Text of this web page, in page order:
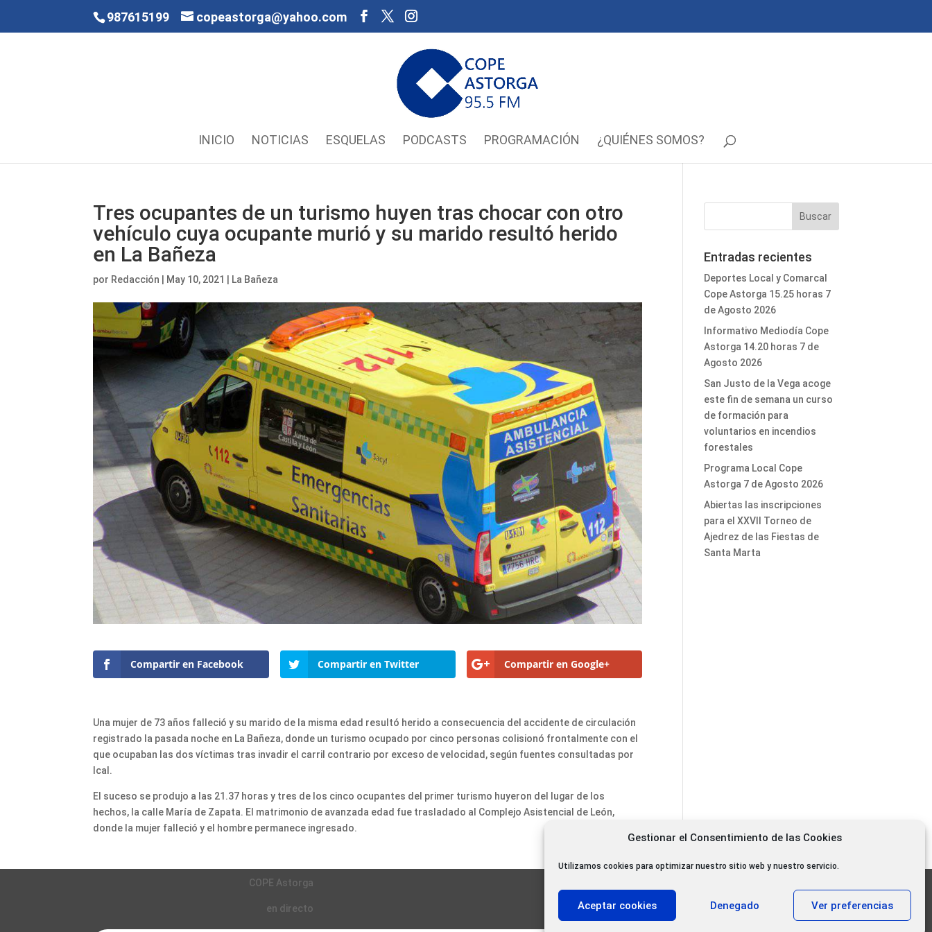
Gestionar el Consentimiento de las Cookies
Utilizamos cookies para optimizar nuestro sitio web y nuestro servicio.
Aceptar cookies Denegado Ver preferencias
987615199 copeastorga@yahoo.com
INICIO NOTICIAS ESQUELAS PODCASTS PROGRAMACIÓN ¿QUIÉNES SOMOS?
Tres ocupantes de un turismo huyen tras chocar con otro
vehículo cuya ocupante murió y su marido resultó herido
en La Bañeza
por Redacción May 10, 2021 La Bañeza
Compartir en Facebook Compartir en Twitter Compartir en Google+
Una mujer de 73 años falleció y su marido de la misma edad resultó herido a consecuencia del accidente de circulación
registrado la pasada noche en La Bañeza, donde un turismo ocupado por cinco personas colisionó frontalmente con el
que ocupaban las dos víctimas tras invadir el carril contrario por exceso de velocidad, según fuentes consultadas por
Ical.
El suceso se produjo a las 21.37 horas y tres de los cinco ocupantes del primer turismo huyeron del lugar de los
hechos, la calle María de Zapata. El matrimonio de avanzada edad fue trasladado al Complejo Asistencial de León,
donde la mujer falleció y el hombre permanece ingresado.
Entradas recientes
Deportes Local y Comarcal
Cope Astorga 15.25 horas 7
de Agosto 2026
Informativo Mediodía Cope
Astorga 14.20 horas 7 de
Agosto 2026
San Justo de la Vega acoge
este fin de semana un curso
de formación para
voluntarios en incendios
forestales
Programa Local Cope
Astorga 7 de Agosto 2026
Abiertas las inscripciones
para el XXVII Torneo de
Ajedrez de las Fiestas de
Santa Marta
COPE Astorga
en directo 11.000 Gracias